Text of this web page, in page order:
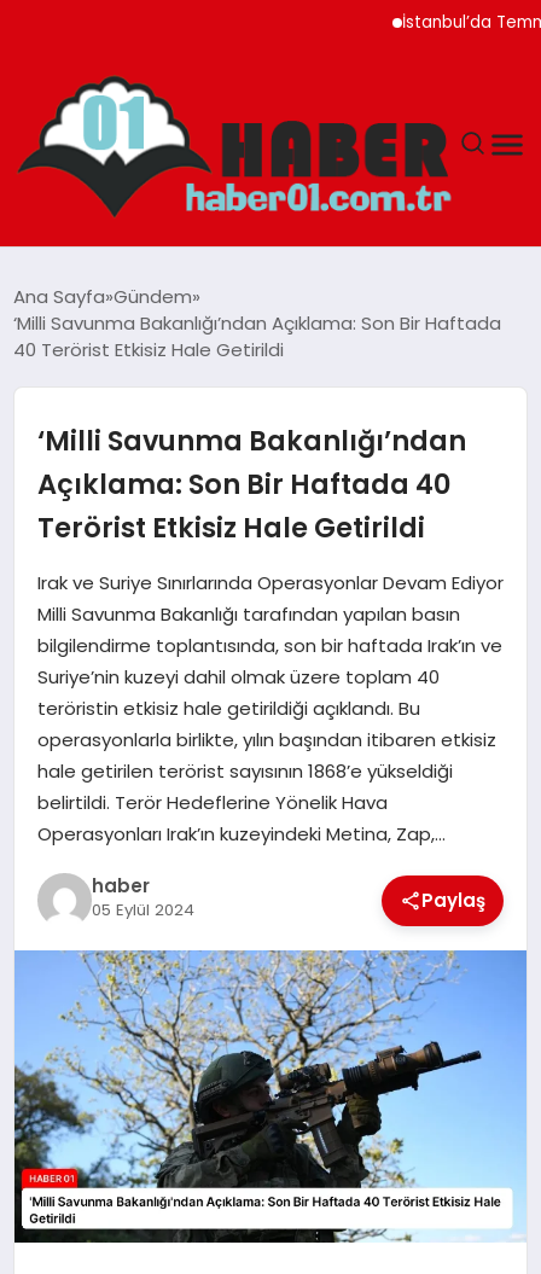
İstanbul’da Temmuz
ADANA
MAGAZIN
EĞITIM
TEKNOLOJI
Ana Sayfa Gündem
‘Milli Savunma Bakanlığı’ndan Açıklama: Son Bir Haftada
40 Terörist Etkisiz Hale Getirildi
‘Milli Savunma Bakanlığı’ndan
Açıklama: Son Bir Haftada 40
Terörist Etkisiz Hale Getirildi
Irak ve Suriye Sınırlarında Operasyonlar Devam Ediyor
Milli Savunma Bakanlığı tarafından yapılan basın
bilgilendirme toplantısında, son bir haftada Irak’ın ve
Suriye’nin kuzeyi dahil olmak üzere toplam 40
teröristin etkisiz hale getirildiği açıklandı. Bu
operasyonlarla birlikte, yılın başından itibaren etkisiz
hale getirilen terörist sayısının 1868’e yükseldiği
belirtildi. Terör Hedeflerine Yönelik Hava
Operasyonları Irak’ın kuzeyindeki Metina, Zap,…
haber
05 Eylül 2024 Paylaş